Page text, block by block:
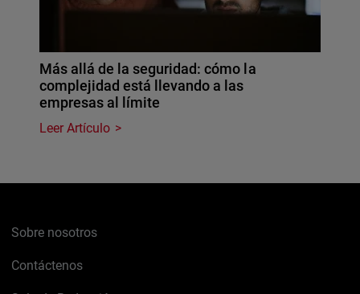
Más allá de la seguridad: cómo la
complejidad está llevando a las
empresas al límite
Leer Artículo
Sobre nosotros
Contáctenos